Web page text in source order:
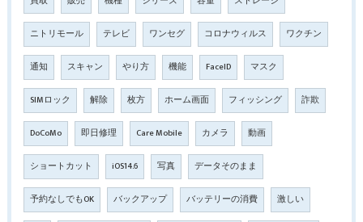
ニトリモール テレビ ワンセグ コロナウィルス ワクチン
通知 スキャン やり方 機能 FaceID マスク
SIMロック 解除 枚方 ホーム画面 フィッシング 詐欺
DoCoMo 即日修理 Care Mobile カメラ 動画
ショートカット iOS14.6 写真 データそのまま
予約なしでもOK バックアップ バッテリーの消費 激しい